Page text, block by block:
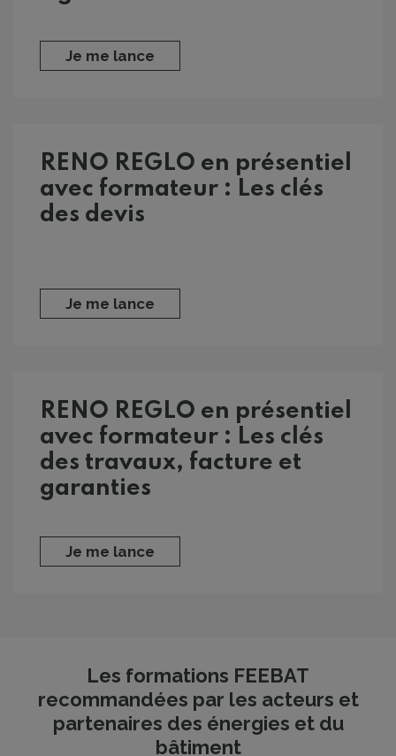
Je me lance
RENO REGLO en présentiel
avec formateur : Les clés
des devis
Je me lance
RENO REGLO en présentiel
avec formateur : Les clés
des travaux, facture et
garanties
Je me lance
Les formations FEEBAT
recommandées par les acteurs et
partenaires des énergies et du
bâtiment